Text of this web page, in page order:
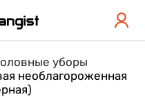
уборы
необлагороженная